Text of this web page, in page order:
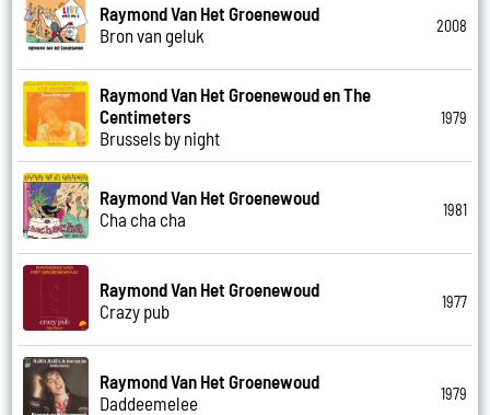
Raymond Van Het Groenewoud
Bron van geluk
2008
Raymond Van Het Groenewoud en The
Centimeters
Brussels by night
1979
Raymond Van Het Groenewoud
Cha cha cha
1981
Raymond Van Het Groenewoud
Crazy pub
1977
Raymond Van Het Groenewoud
Daddeemelee
1979